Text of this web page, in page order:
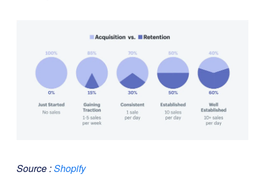
Source :Shopify